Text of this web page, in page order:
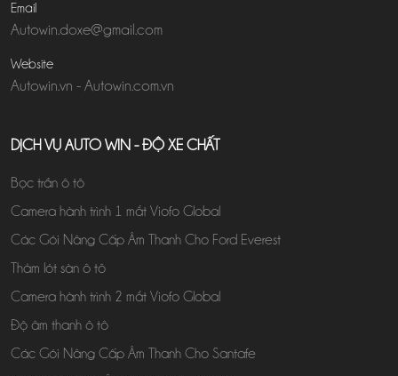
Email
Autowin.doxe@gmail.com
Website
Autowin.vn - Autowin.com.vn
DỊCH VỤ AUTO WIN - ĐỘ XE CHẤT
Bọc trần ô tô
Camera hành trình 1 mắt Viofo Global
Các Gói Nâng Cấp Âm Thanh Cho Ford Everest
Thảm lót sàn ô tô
Camera hành trình 2 mắt Viofo Global
Độ âm thanh ô tô
Các Gói Nâng Cấp Âm Thanh Cho Santafe